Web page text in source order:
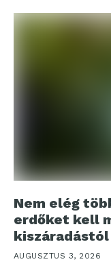
Nem elég
erdőket kell
kiszáradástól
AUGUSZTUS 3, 2026